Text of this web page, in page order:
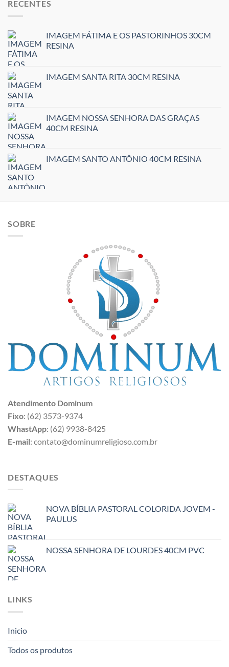
RECENTES
IMAGEM FÁTIMA E OS PASTORINHOS 30CM
RESINA
IMAGEM SANTA RITA 30CM RESINA
IMAGEM NOSSA SENHORA DAS GRAÇAS
40CM RESINA
IMAGEM SANTO ANTÔNIO 40CM RESINA
SOBRE
Atendimento Dominum
Fixo: (62) 3573-9374
WhastApp: (62) 9938-8425
E-mail: contato@dominumreligioso.com.br
DESTAQUES
NOVA BÍBLIA PASTORAL COLORIDA JOVEM -
PAULUS
NOSSA SENHORA DE LOURDES 40CM PVC
LINKS
Inicio
Todos os produtos